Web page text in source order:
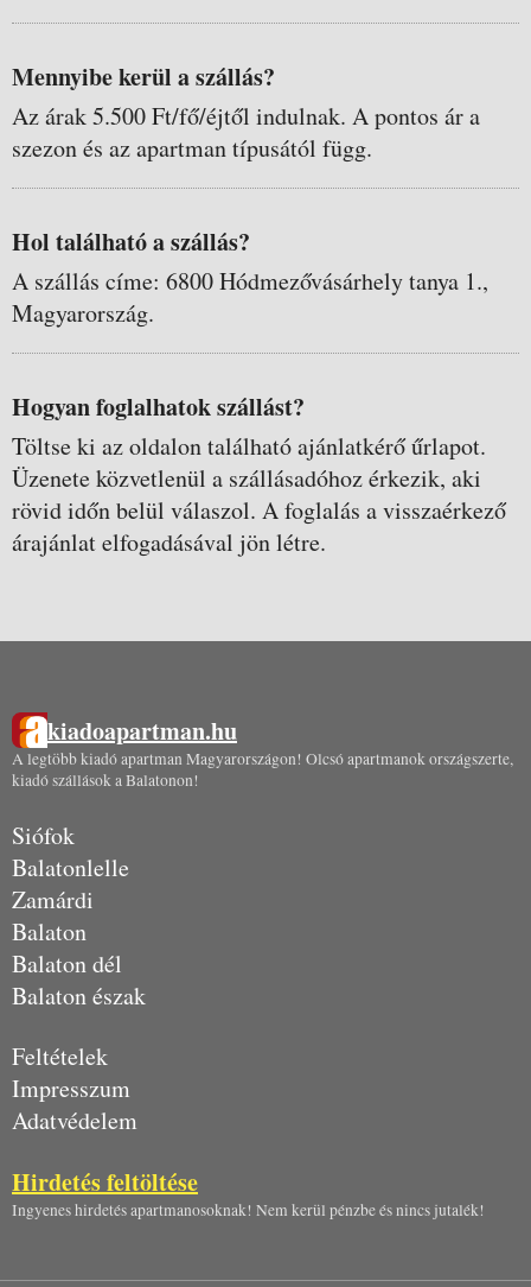
Mennyibe kerül a szállás?
Az árak 5.500 Ft/fő/éjtől indulnak. A pontos ár a
szezon és az apartman típusától függ.
Hol található a szállás?
A szállás címe: 6800 Hódmezővásárhely tanya 1.,
Magyarország.
Hogyan foglalhatok szállást?
Töltse ki az oldalon található ajánlatkérő űrlapot.
Üzenete közvetlenül a szállásadóhoz érkezik, aki
rövid időn belül válaszol. A foglalás a visszaérkező
árajánlat elfogadásával jön létre.
kiadoapartman.hu
A legtöbb kiadó apartman Magyarországon! Olcsó apartmanok országszerte,
kiadó szállások a Balatonon!
Siófok
Balatonlelle
Zamárdi
Balaton
Balaton dél
Balaton észak
Feltételek
Impresszum
Adatvédelem
Hirdetés feltöltése
Ingyenes hirdetés apartmanosoknak! Nem kerül pénzbe és nincs jutalék!